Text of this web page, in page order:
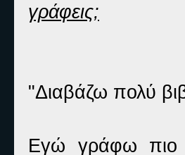
γράφεις;
"Διαβάζω πολύ
Εγώ γράφω πιο